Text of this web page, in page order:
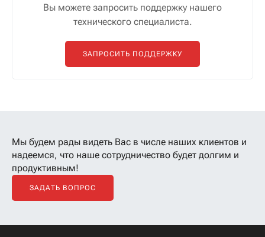
Вы можете запросить поддержку нашего
технического специалиста.
ЗАПРОСИТЬ ПОДДЕРЖКУ
Мы будем рады видеть Вас в числе наших клиентов и
надеемся, что наше сотрудничество будет долгим и
продуктивным!
ЗАДАТЬ ВОПРОС